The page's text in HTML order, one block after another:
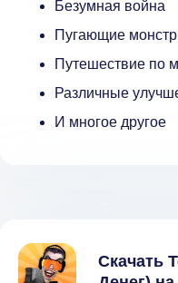
Безумная война
Пугающие
Путешествие по
Различные
И многое другое
Скачать